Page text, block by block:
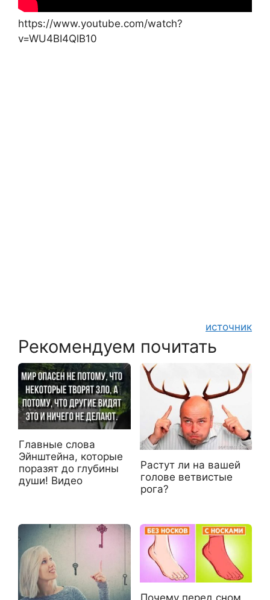
https://www.youtube.com/watch?
v=WU4BI4QlB10
источник
Рекомендуем почитать
Главные слова
Эйнштейна, которые
поразят до глубины
души! Видео
Растут ли на вашей
голове ветвистые
рога?